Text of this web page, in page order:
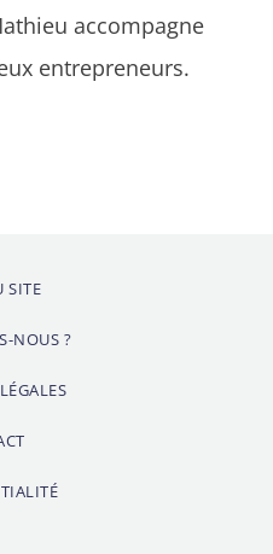
accompagne
entrepreneurs.
SITE
NOUS ?